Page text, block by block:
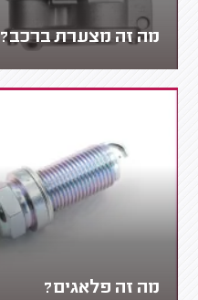
מה זה מצערת ברכב?
מה זה פלאגים?